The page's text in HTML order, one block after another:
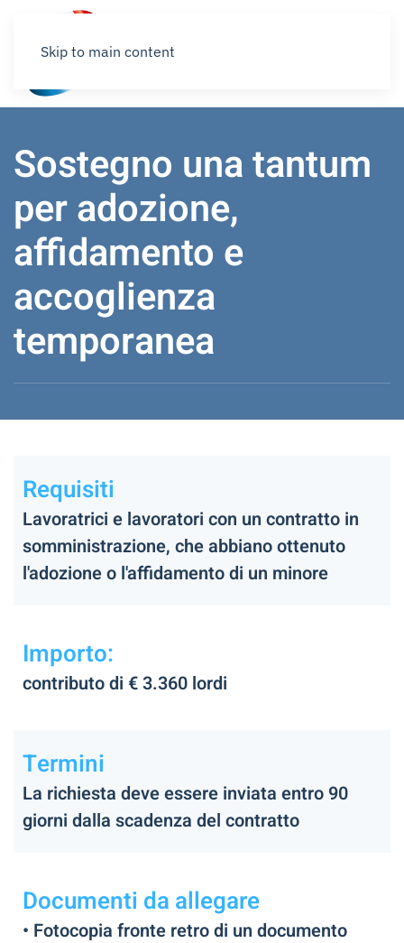
Skip to main content
Sostegno una tantum
per adozione,
affidamento e
accoglienza
temporanea
Requisiti
Lavoratrici e lavoratori con un contratto in
somministrazione, che abbiano ottenuto
l'adozione o l'affidamento di un minore
Importo:
contributo di € 3.360 lordi
Termini
La richiesta deve essere inviata entro 90
giorni dalla scadenza del contratto
Documenti da allegare
• Fotocopia fronte retro di un documento